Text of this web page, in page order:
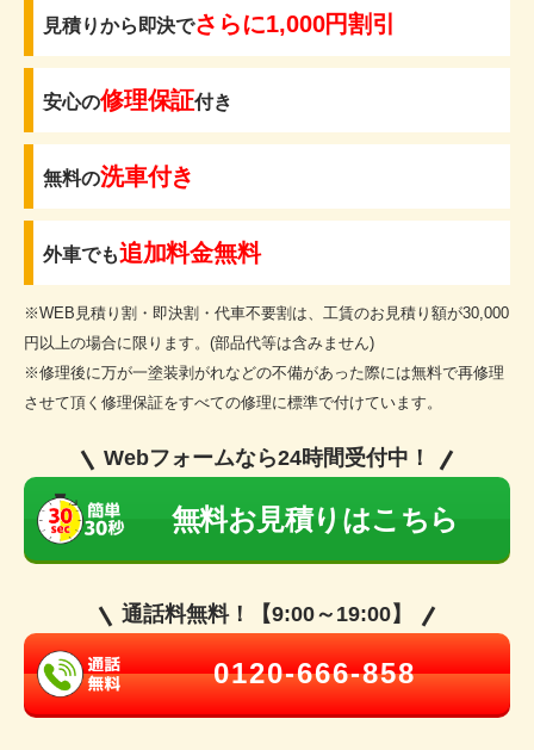
見積りから即決でさらに1,000円割引
安心の修理保証付き
無料の洗車付き
外車でも追加料金無料
※WEB見積り割・即決割・代車不要割は、工賃のお見積り額が30,000
円以上の場合に限ります。(部品代等は含みません)
※修理後に万が一塗装剥がれなどの不備があった際には無料で再修理
させて頂く修理保証をすべての修理に標準で付けています。
Webフォームなら24時間受付中！
無料お見積りはこちら
通話料無料！【9:00～19:00】
0120-666-858